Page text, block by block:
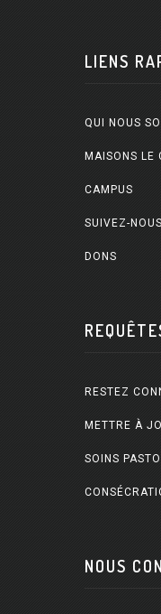
LIENS
QUI NOUS
MAISONS LE
CAMPUS
SUIVEZ-
DONS
RESTEZ
METTRE À
SOINS
NOUS